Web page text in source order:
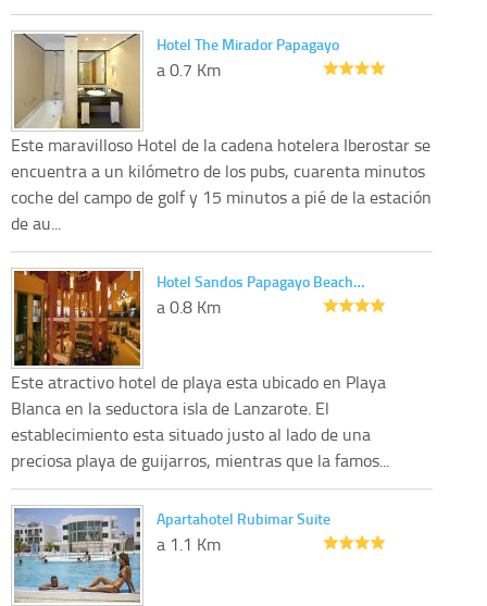
Hotel The Mirador Papagayo
a 0.7 Km
Este maravilloso Hotel de la cadena hotelera Iberostar se
encuentra a un kilómetro de los pubs, cuarenta minutos
coche del campo de golf y 15 minutos a pié de la estación
de au...
Hotel Sandos Papagayo Beach…
a 0.8 Km
Este atractivo hotel de playa esta ubicado en Playa
Blanca en la seductora isla de Lanzarote. El
establecimiento esta situado justo al lado de una
preciosa playa de guijarros, mientras que la famos...
Apartahotel Rubimar Suite
a 1.1 Km